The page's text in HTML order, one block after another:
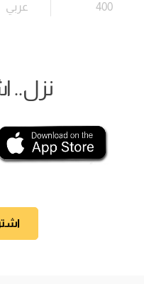
400 عربي
نزل..